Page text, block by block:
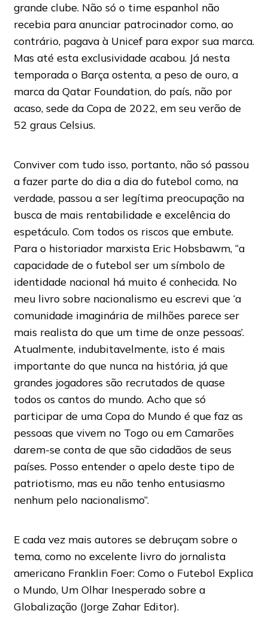
grande clube. Não só o time espanhol não
recebia para anunciar patrocinador como, ao
contrário, pagava à Unicef para expor sua marca.
Mas até esta exclusividade acabou. Já nesta
temporada o Barça ostenta, a peso de ouro, a
marca da Qatar Foundation, do país, não por
acaso, sede da Copa de 2022, em seu verão de
52 graus Celsius.
Conviver com tudo isso, portanto, não só passou
a fazer parte do dia a dia do futebol como, na
verdade, passou a ser legítima preocupação na
busca de mais rentabilidade e excelência do
espetáculo. Com todos os riscos que embute.
Para o historiador marxista Eric Hobsbawm, “a
capacidade de o futebol ser um símbolo de
identidade nacional há muito é conhecida. No
meu livro sobre nacionalismo eu escrevi que ‘a
comunidade imaginária de milhões parece ser
mais realista do que um time de onze pessoas’.
Atualmente, indubitavelmente, isto é mais
importante do que nunca na história, já que
grandes jogadores são recrutados de quase
todos os cantos do mundo. Acho que só
participar de uma Copa do Mundo é que faz as
pessoas que vivem no Togo ou em Camarões
darem-se conta de que são cidadãos de seus
países. Posso entender o apelo deste tipo de
patriotismo, mas eu não tenho entusiasmo
nenhum pelo nacionalismo”.
E cada vez mais autores se debruçam sobre o
tema, como no excelente livro do jornalista
americano Franklin Foer: Como o Futebol Explica
o Mundo, Um Olhar Inesperado sobre a
Globalização (Jorge Zahar Editor).